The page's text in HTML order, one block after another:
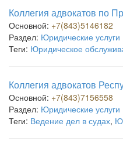
Коллегия адвокатов по
Основной: +7(843)5146182
Раздел: Юридические услуги
Теги: Юридическое
Коллегия адвокатов
Основной: +7(843)7156558
Раздел: Юридические услуги
Теги: Ведение дел в судах,